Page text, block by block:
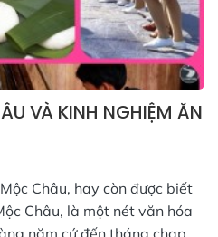
VÀ KINH NGHIỆM ĂN
Châu, hay còn được biết
Châu, là một nét văn hóa
năm cứ đến tháng chạp